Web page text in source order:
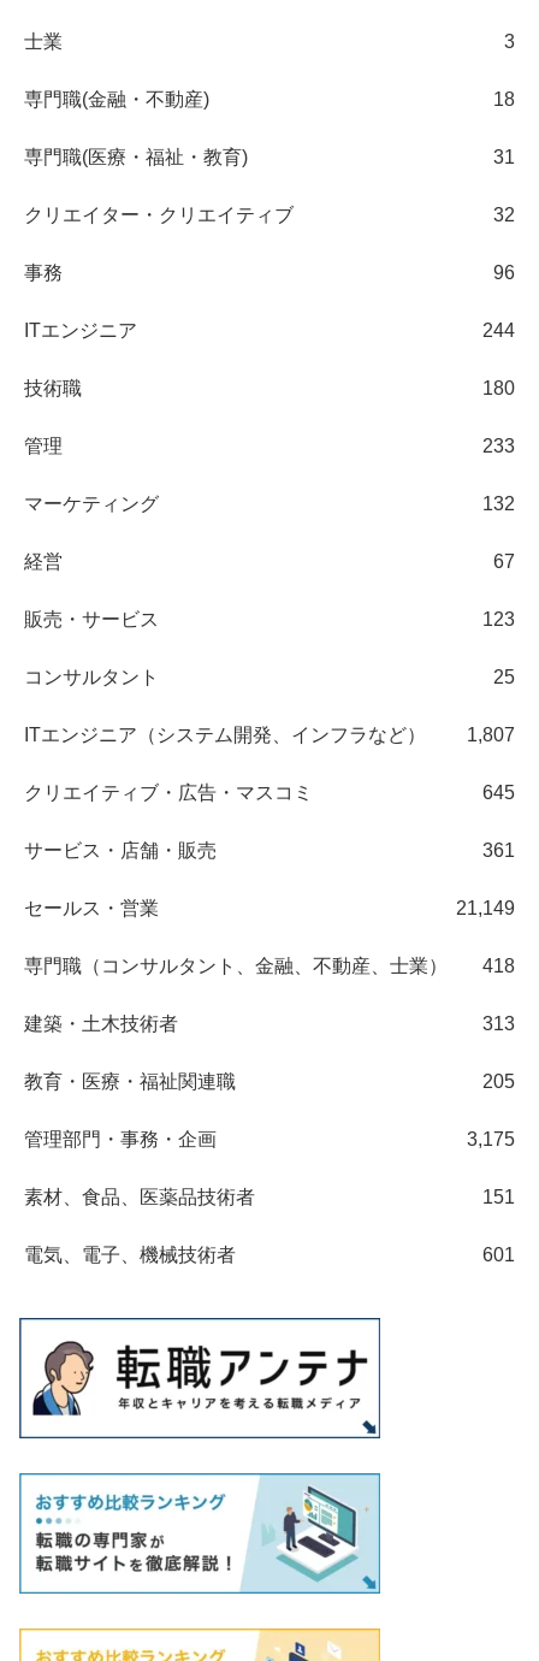
士業 3
専門職(金融・不動産) 18
専門職(医療・福祉・教育) 31
クリエイター・クリエイティブ 32
事務 96
ITエンジニア 244
技術職 180
管理 233
マーケティング 132
経営 67
販売・サービス 123
コンサルタント 25
ITエンジニア（システム開発、インフラなど） 1,807
クリエイティブ・広告・マスコミ 645
サービス・店舗・販売 361
セールス・営業 21,149
専門職（コンサルタント、金融、不動産、士業） 418
建築・土木技術者 313
教育・医療・福祉関連職 205
管理部門・事務・企画 3,175
素材、食品、医薬品技術者 151
電気、電子、機械技術者 601